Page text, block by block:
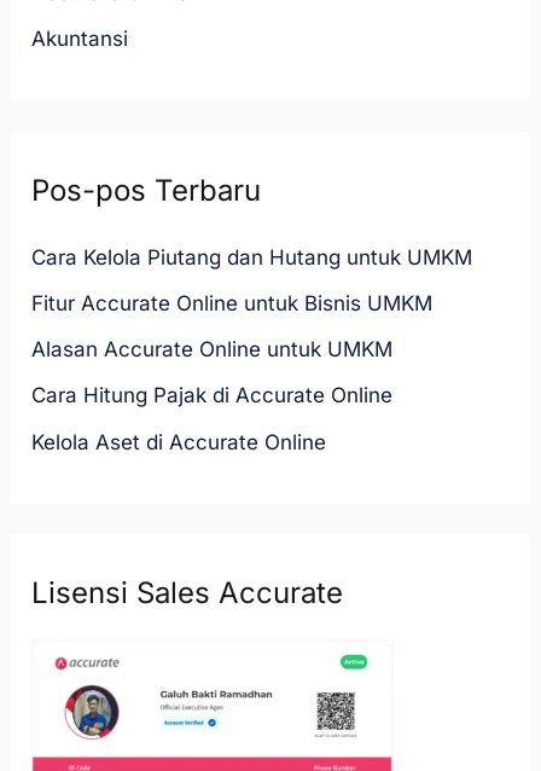
Akuntansi
Pos-pos Terbaru
Cara Kelola Piutang dan Hutang untuk UMKM
Fitur Accurate Online untuk Bisnis UMKM
Alasan Accurate Online untuk UMKM
Cara Hitung Pajak di Accurate Online
Kelola Aset di Accurate Online
Lisensi Sales Accurate